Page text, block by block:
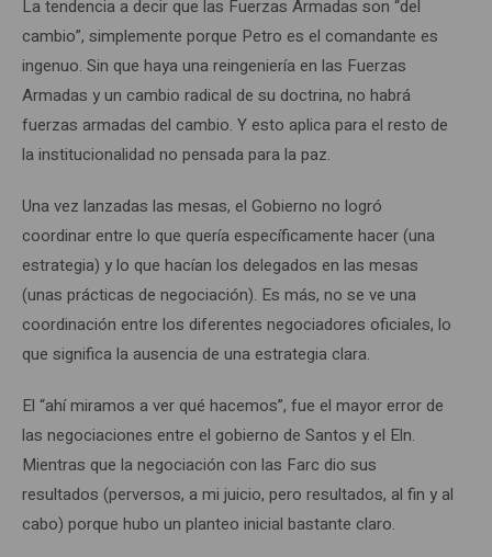
La tendencia a decir que las Fuerzas Armadas son “del
cambio”, simplemente porque Petro es el comandante es
ingenuo. Sin que haya una reingeniería en las Fuerzas
Armadas y un cambio radical de su doctrina, no habrá
fuerzas armadas del cambio. Y esto aplica para el resto de
la institucionalidad no pensada para la paz.
Una vez lanzadas las mesas, el Gobierno no logró
coordinar entre lo que quería específicamente hacer (una
estrategia) y lo que hacían los delegados en las mesas
(unas prácticas de negociación). Es más, no se ve una
coordinación entre los diferentes negociadores oficiales, lo
que significa la ausencia de una estrategia clara.
El “ahí miramos a ver qué hacemos”, fue el mayor error de
las negociaciones entre el gobierno de Santos y el Eln.
Mientras que la negociación con las Farc dio sus
resultados (perversos, a mi juicio, pero resultados, al fin y al
cabo) porque hubo un planteo inicial bastante claro.